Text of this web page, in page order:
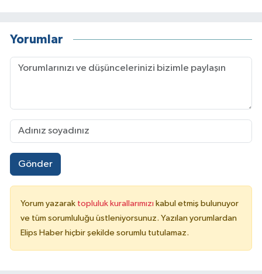
Yorumlar
Gönder
Yorum yazarak topluluk kurallarımızı kabul etmiş bulunuyor
ve tüm sorumluluğu üstleniyorsunuz. Yazılan yorumlardan
Elips Haber hiçbir şekilde sorumlu tutulamaz.